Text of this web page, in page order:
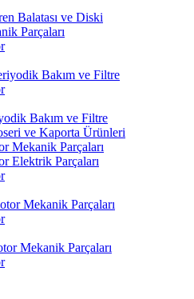
Balatası ve Diski
Parçaları
Bakım ve Filtre
Bakım ve Filtre
ve Kaporta Ürünleri
Mekanik Parçaları
Elektrik Parçaları
Mekanik Parçaları
Mekanik Parçaları